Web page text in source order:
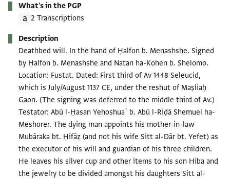
What's in the PGP
2 Transcriptions
Description
Deathbed will. In the hand of Ḥalfon b. Menashshe. Signed
by Ḥalfon b. Menashshe and Natan ha-Kohen b. Shelomo.
Location: Fustat. Dated: First third of Av 1448 Seleucid,
which is July/August 1137 CE, under the reshut of Maṣliaḥ
Gaon. (The signing was deferred to the middle third of Av.)
Testator: Abū l-Ḥasan Yehoshuaʿ b. Abū l-Riḍā Shemuel ha-
Meshorer. The dying man appoints his mother-in-law
Mubāraka bt. Ḥifāẓ (and not his wife Sitt al-Dār bt. Yefet) as
the executor of his will and guardian of his three children.
He leaves his silver cup and other items to his son Hiba and
the jewelry to be divided amongst his daughters Sitt al-